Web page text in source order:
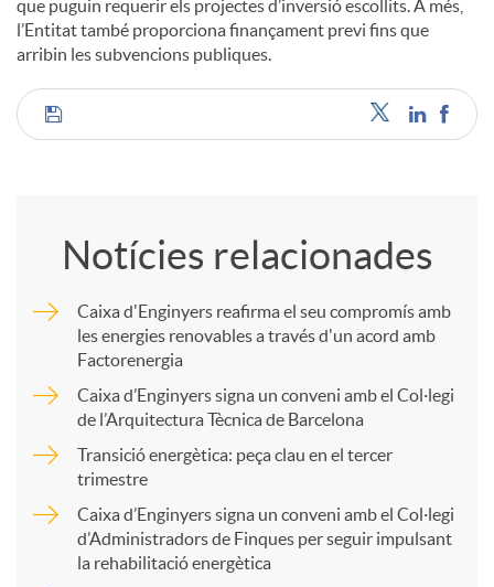
que puguin requerir els projectes d’inversió escollits. A més,
l’Entitat també proporciona finançament previ fins que
arribin les subvencions publiques.
C
m
r
Notícies relacionades
Caixa d'Enginyers reafirma el seu compromís amb
les energies renovables a través d'un acord amb
Factorenergia
Caixa d’Enginyers signa un conveni amb el Col·legi
de l’Arquitectura Tècnica de Barcelona
Transició energètica: peça clau en el tercer
trimestre
Caixa d’Enginyers signa un conveni amb el Col·legi
d’Administradors de Finques per seguir impulsant
la rehabilitació energètica